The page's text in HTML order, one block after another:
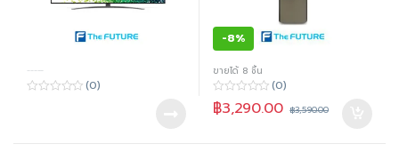
-----
(0)
-8%
ขายได้ 8 ชิ้น
0
o
(0)
฿3,290.00 ฿3,590.00